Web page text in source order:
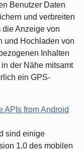
Benutzer Daten
und verbreiten
die Anzeige von
und Hochladen von
Inhalten
der Nähe mitsamt
ein GPS-
APIs from Android
sind einige
1.0 des mobilen